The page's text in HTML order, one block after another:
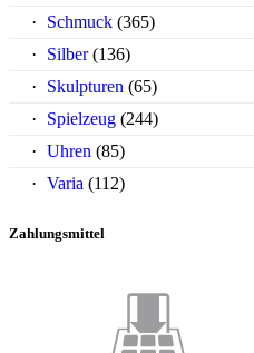
Schmuck (365)
Silber (136)
Skulpturen (65)
Spielzeug (244)
Uhren (85)
Varia (112)
Zahlungsmittel